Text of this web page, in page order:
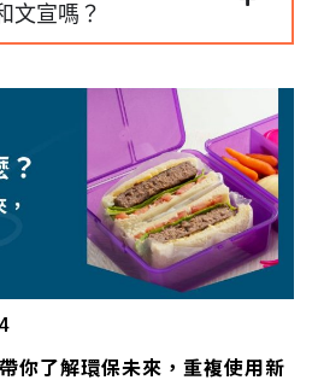
文宣嗎？
你了解環保未來，重複使用新